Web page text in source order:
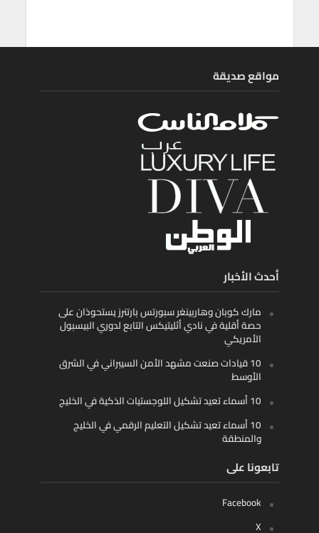
مواقع صديقة
أحدث الأخبار
مارك كوبان وهاربينغر سبورتس بارتنرز يستحوذان على
حصة أقلية في نادي أثليتيكس التابع لدوري البيسبول
الأمريكي
10 قيادات صنعت مشهد الأمن السيبراني في الشرق
الأوسط
10 أسماء تعيد تشكيل اللوجستيات الذكية في الخليج
10 أسماء تعيد تشكيل التعليم الرقمي في الخليج
والمنطقة
تابعونا على
Facebook
X